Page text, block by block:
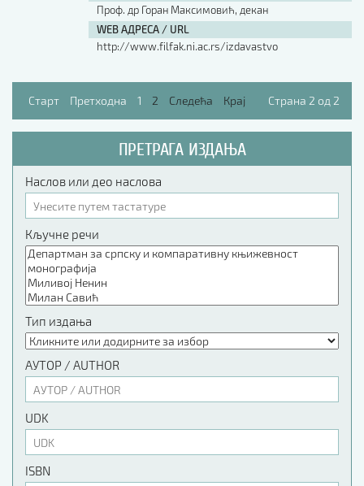
Проф. др Горан Максимовић, декан
WEB АДРЕСА / URL
http://www.filfak.ni.ac.rs/izdavastvo
Старт Претходна 1 2 Следећа Крај Страна 2 од 2
ПРЕТРАГА ИЗДАЊА
Наслов или део наслова
Кључне речи
Тип издања
АУТОР / AUTHOR
UDK
ISBN